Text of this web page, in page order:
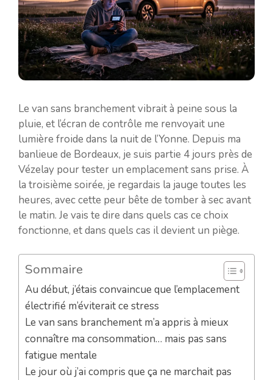
Le van sans branchement vibrait à peine sous la
pluie, et l’écran de contrôle me renvoyait une
lumière froide dans la nuit de l’Yonne. Depuis ma
banlieue de Bordeaux, je suis partie 4 jours près de
Vézelay pour tester un emplacement sans prise. À
la troisième soirée, je regardais la jauge toutes les
heures, avec cette peur bête de tomber à sec avant
le matin. Je vais te dire dans quels cas ce choix
fonctionne, et dans quels cas il devient un piège.
Sommaire
Au début, j’étais convaincue que l’emplacement
électrifié m’éviterait ce stress
Le van sans branchement m’a appris à mieux
connaître ma consommation… mais pas sans
fatigue mentale
Le jour où j’ai compris que ça ne marchait pas